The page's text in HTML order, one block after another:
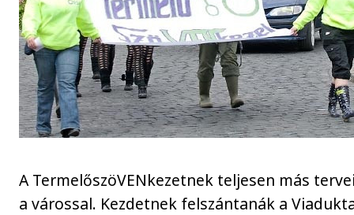
A TermelőszöVENkezetnek teljesen más
a várossal. Kezdetnek felszántanák a